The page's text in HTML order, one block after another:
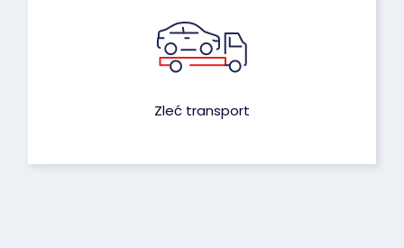
Zleć transport